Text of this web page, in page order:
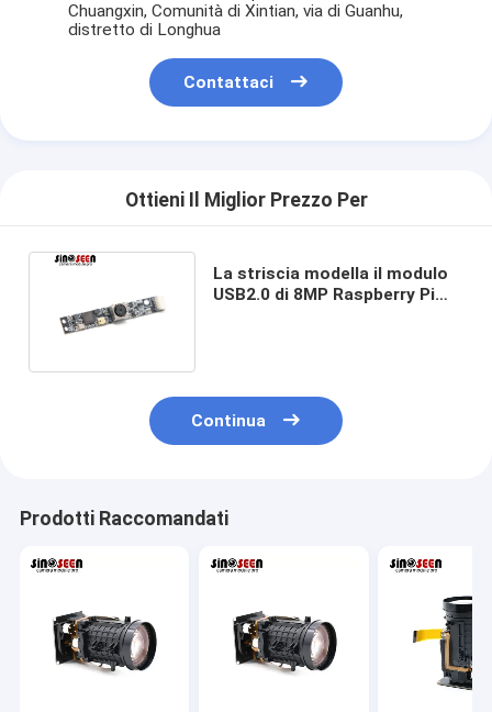
Chuangxin, Comunità di Xintian, via di Guanhu,
distretto di Longhua
Contattaci
Ottieni Il Miglior Prezzo Per
La striscia modella il modulo
USB2.0 di 8MP Raspberry Pi
Continua
Prodotti Raccomandati